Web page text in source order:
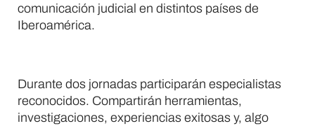
comunicación judicial en distintos países de
Iberoamérica.
Durante dos jornadas participarán especialistas
reconocidos. Compartirán herramientas,
investigaciones, experiencias exitosas y, algo